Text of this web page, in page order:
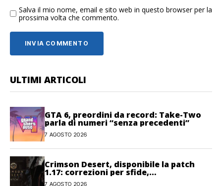
Salva il mio nome, email e sito web in questo browser per la
prossima volta che commento.
ULTIMI ARTICOLI
GTA 6, preordini da record: Take-Two
parla di numeri “senza precedenti”
7 AGOSTO 2026
Crimson Desert, disponibile la patch
1.17: correzioni per sfide,
combattimento e interfaccia
7 AGOSTO 2026